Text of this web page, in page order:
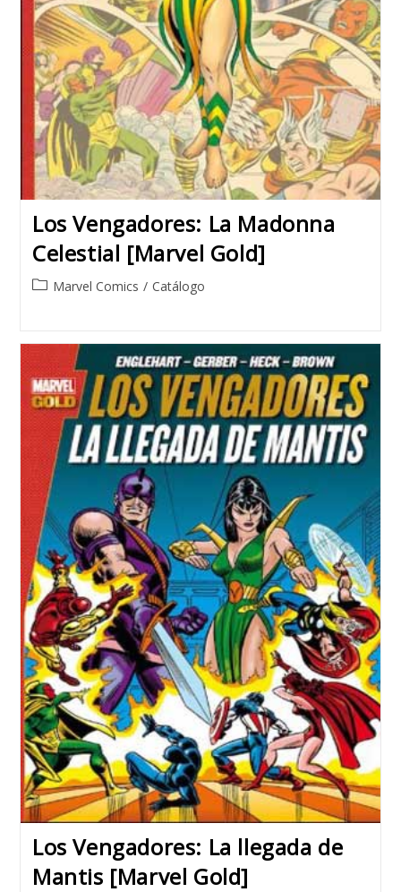
Los Vengadores: La Madonna
Celestial [Marvel Gold]
PostMarvel Comics / Catálogo
Los Vengadores: La llegada de
Mantis [Marvel Gold]